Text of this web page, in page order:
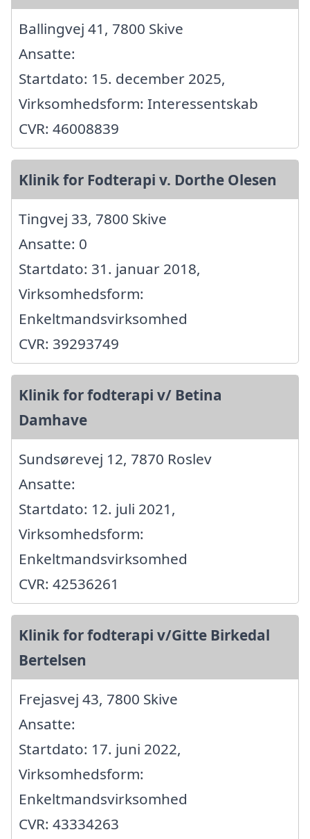
Ballingvej 41, 7800 Skive
Ansatte:
Startdato: 15. december 2025,
Virksomhedsform: Interessentskab
CVR: 46008839
Klinik for Fodterapi v. Dorthe Olesen
Tingvej 33, 7800 Skive
Ansatte: 0
Startdato: 31. januar 2018,
Virksomhedsform:
Enkeltmandsvirksomhed
CVR: 39293749
Klinik for fodterapi v/ Betina
Damhave
Sundsørevej 12, 7870 Roslev
Ansatte:
Startdato: 12. juli 2021,
Virksomhedsform:
Enkeltmandsvirksomhed
CVR: 42536261
Klinik for fodterapi v/Gitte Birkedal
Bertelsen
Frejasvej 43, 7800 Skive
Ansatte:
Startdato: 17. juni 2022,
Virksomhedsform:
Enkeltmandsvirksomhed
CVR: 43334263